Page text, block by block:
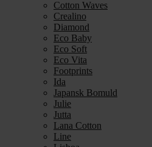
Cotton Waves
Crealino
Diamond
Eco Baby
Eco Soft
Eco Vita
Footprints
Ida
Japansk Bomuld
Julie
Jutta
Lana Cotton
Line